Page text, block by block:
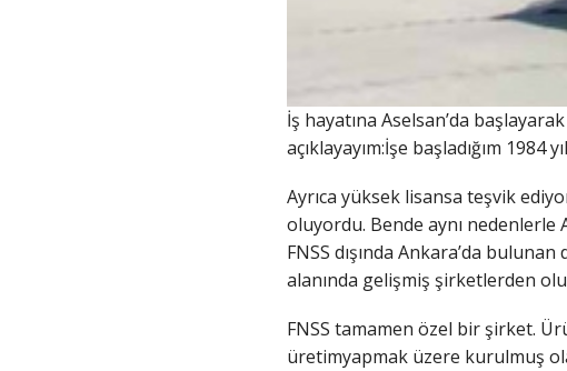
İş hayatına Aselsan’da
açıklayayım:İşe başladığım
Ayrıca yüksek lisansa teşvik
oluyordu. Bende aynı nedenlerle
FNSS dışında Ankara’da
alanında gelişmiş şirketlerden
FNSS tamamen özel bir şirket.
üretimyapmak üzere kurulmuş